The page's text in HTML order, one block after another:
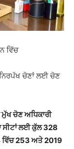
ਵਿੱਚ
ਚੋਣਾਂ ਲਈ ਚੋਣ
ਚੋਣ ਅਧਿਕਾਰੀ
ਸੀਟਾਂ ਲਈ ਕੁੱਲ 328
ਵਿੱਚ 253 ਅਤੇ 2019